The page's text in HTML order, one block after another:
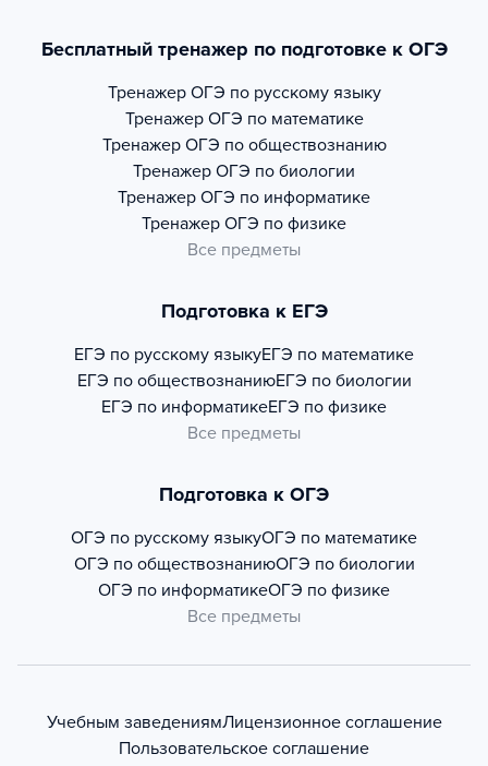
Бесплатный тренажер по подготовке к ОГЭ
Тренажер ОГЭ по русскому языку
Тренажер ОГЭ по математике
Тренажер ОГЭ по обществознанию
Тренажер ОГЭ по биологии
Тренажер ОГЭ по информатике
Тренажер ОГЭ по физике
Все предметы
Подготовка к ЕГЭ
ЕГЭ по русскому языкуЕГЭ по математике
ЕГЭ по обществознаниюЕГЭ по биологии
ЕГЭ по информатикеЕГЭ по физике
Все предметы
Подготовка к ОГЭ
ОГЭ по русскому языкуОГЭ по математике
ОГЭ по обществознаниюОГЭ по биологии
ОГЭ по информатикеОГЭ по физике
Все предметы
Учебным заведениямЛицензионное соглашение
Пользовательское соглашение